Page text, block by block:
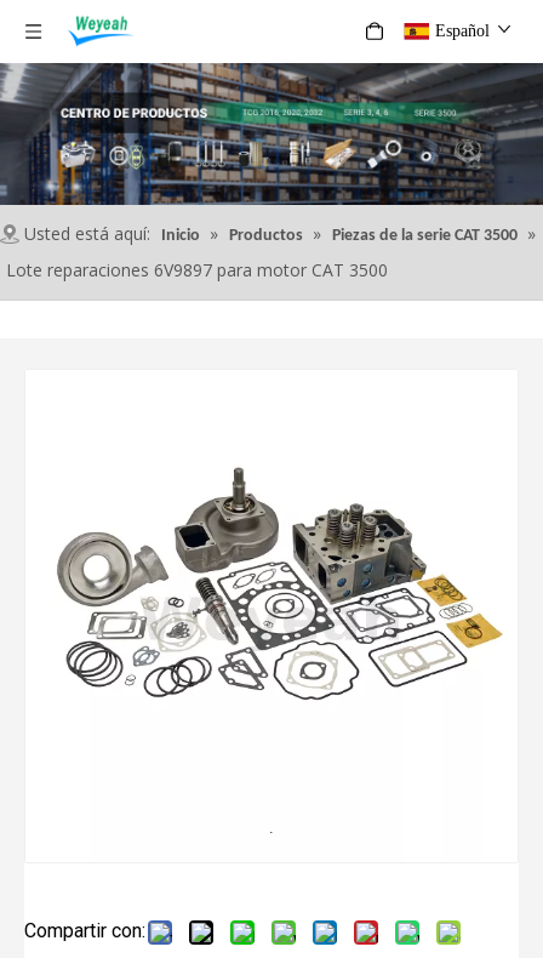
Español
Usted está aquí: Inicio » Productos » Piezas de la serie CAT 3500 »
Lote reparaciones 6V9897 para motor CAT 3500
Compartir con: